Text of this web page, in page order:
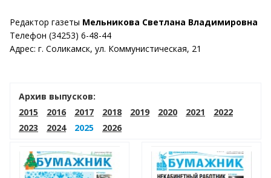
Редактор газеты Мельникова Светлана Владимировна
Телефон (34253) 6-48-44
Адрес: г. Соликамск, ул. Коммунистическая, 21
Архив выпусков:
2015
2016 2017 2018 2019 2020 2021
2022
2023
2024 2025 2026